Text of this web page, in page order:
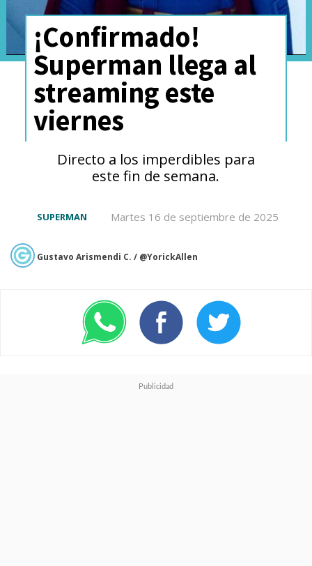
¡Confirmado!
Superman llega al
streaming este
viernes
Directo a los imperdibles para
este fin de semana.
Martes 16 de septiembre de 2025
SUPERMAN
Gustavo Arismendi C. / @YorickAllen